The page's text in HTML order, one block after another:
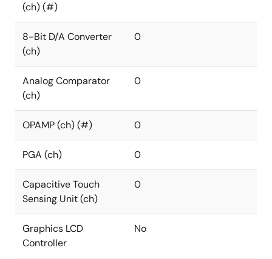
(ch) (#)
8-Bit D/A Converter
(ch)
0
Analog Comparator
(ch)
0
OPAMP (ch) (#) 0
PGA (ch) 0
Capacitive Touch
Sensing Unit (ch)
0
Graphics LCD
Controller
No